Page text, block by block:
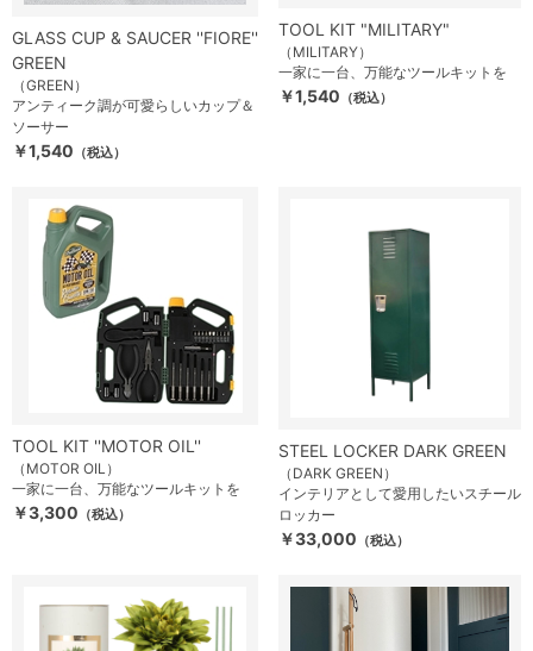
GLASS CUP & SAUCER ''FIORE''
GREEN
（GREEN）
アンティーク調が可愛らしいカップ＆
ソーサー
￥1,540 （税込）
TOOL KIT "MILITARY"
（MILITARY）
一家に一台、万能なツールキットを
￥1,540 （税込）
TOOL KIT ''MOTOR OIL''
（MOTOR OIL）
一家に一台、万能なツールキットを
￥3,300 （税込）
STEEL LOCKER DARK GREEN
（DARK GREEN）
インテリアとして愛用したいスチール
ロッカー
￥33,000 （税込）